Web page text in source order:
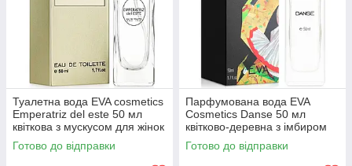
Туалетна вода EVA cosmetics
Emperatriz del este 50 мл
квіткова з мускусом для жінок
парфуми Ева Косметікс
Готово до відправки
Парфумована вода EVA
Cosmetics Danse 50 мл
квітково-деревна з імбиром
для жінок аромат Єва
Косметікс
Готово до відправки